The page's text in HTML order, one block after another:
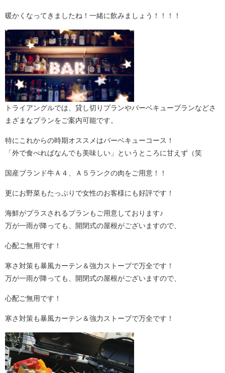
暖かくなってきましたね！一緒に飲みましょう！！！！
トライアングルでは、貸し切りプランやバーベキュープランなどさ
まざまなプランをご案内可能です。
特にこれからの時期オススメはバーベキューコース！
「外で食べればなんでも美味しい」というところに甘えず（笑
国産ブランド牛Ａ４、Ａ５ランクの肉をご用意！！
更にお野菜もたっぷりで女性のお客様にも好評です！
海鮮がプラスされるプランもご用意しております♪
万が一雨が降っても、開閉式の屋根がございますので、
心配ご無用です！
寒さ対策も暴風カーテン＆強力ストーブで万全です！
万が一雨が降っても、開閉式の屋根がございますので、
心配ご無用です！
寒さ対策も暴風カーテン＆強力ストーブで万全です！